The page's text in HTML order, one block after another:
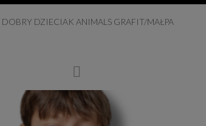
DOBRY DZIECIAK ANIMALS GRAFIT/MAŁPA